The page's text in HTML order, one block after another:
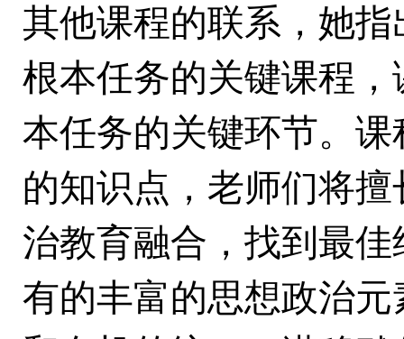
其他课程的联系，她
根本任务的关键课程
本任务的关键环节。
的知识点，老师们将
治教育融合，找到最
有的丰富的思想政治